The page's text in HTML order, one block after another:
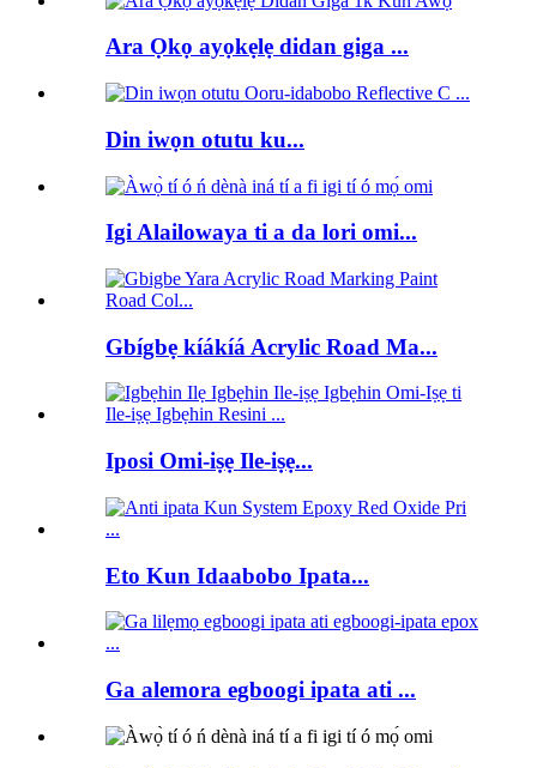
Ara Ọkọ ayọkẹlẹ didan giga ...
Din iwọn otutu ku...
Igi Alailowaya ti a da lori omi...
Gbígbẹ kíákíá Acrylic Road Ma...
Iposi Omi-iṣẹ Ile-iṣẹ...
Eto Kun Idaabobo Ipata...
Ga alemora egboogi ipata ati ...